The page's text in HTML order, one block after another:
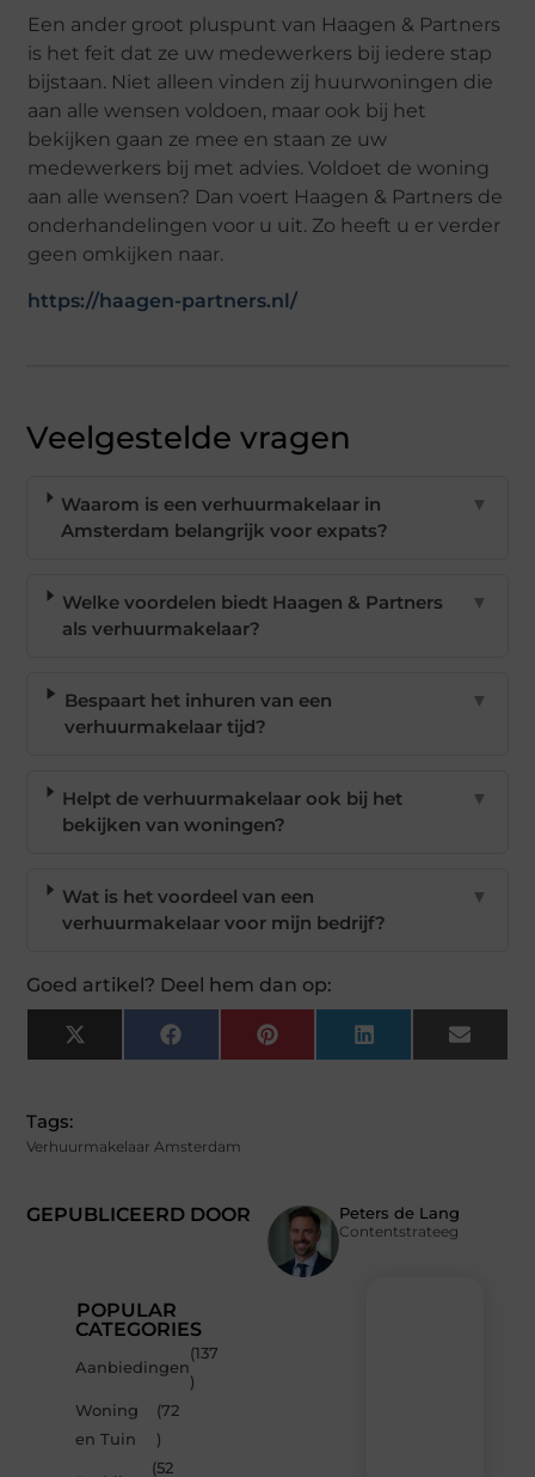
Een ander groot pluspunt van Haagen & Partners
is het feit dat ze uw medewerkers bij iedere stap
bijstaan. Niet alleen vinden zij huurwoningen die
aan alle wensen voldoen, maar ook bij het
bekijken gaan ze mee en staan ze uw
medewerkers bij met advies. Voldoet de woning
aan alle wensen? Dan voert Haagen & Partners de
onderhandelingen voor u uit. Zo heeft u er verder
geen omkijken naar.
https://haagen-partners.nl/
Veelgestelde vragen
Waarom is een verhuurmakelaar in
Amsterdam belangrijk voor expats?
▼
Welke voordelen biedt Haagen & Partners
als verhuurmakelaar?
▼
Bespaart het inhuren van een
verhuurmakelaar tijd?
▼
Helpt de verhuurmakelaar ook bij het
bekijken van woningen?
▼
Wat is het voordeel van een
verhuurmakelaar voor mijn bedrijf?
▼
Goed artikel? Deel hem dan op:
X
(Twitter)
FacebookPinterest LinkedIn Email
GEPUBLICEERD DOOR Peters de Lang
Contentstrateeg
Tags:
Verhuurmakelaar Amsterdam
POPULAR
CATEGORIES
Aanbiedingen
(137
)
Woning
en Tuin
(72
)
(52